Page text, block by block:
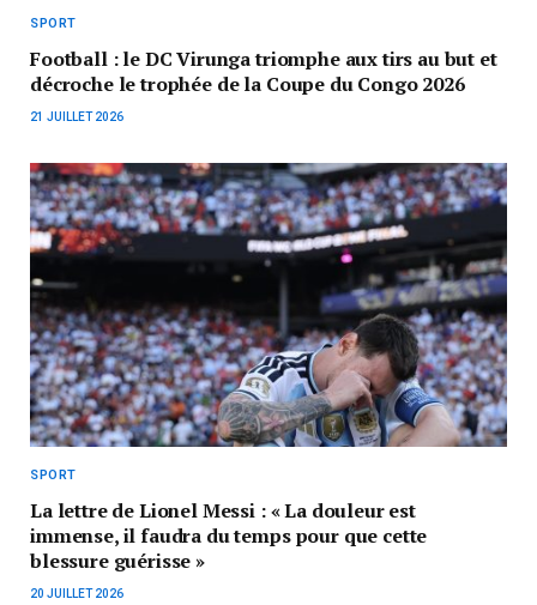
SPORT
Football : le DC Virunga triomphe aux tirs au but et
décroche le trophée de la Coupe du Congo 2026
21 JUILLET 2026
SPORT
La lettre de Lionel Messi : « La douleur est
immense, il faudra du temps pour que cette
blessure guérisse »
20 JUILLET 2026